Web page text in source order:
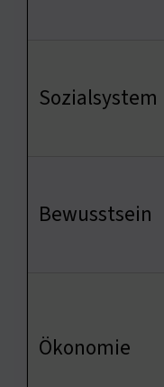
Sozialsystem
Bewusstsein
Ökonomie